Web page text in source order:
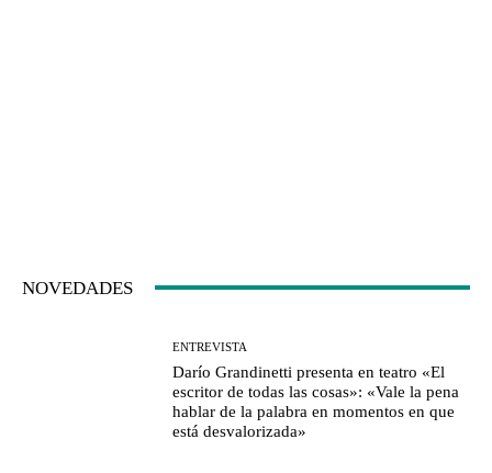
NOVEDADES
ENTREVISTA
Darío Grandinetti presenta en teatro «El
escritor de todas las cosas»: «Vale la pena
hablar de la palabra en momentos en que
está desvalorizada»